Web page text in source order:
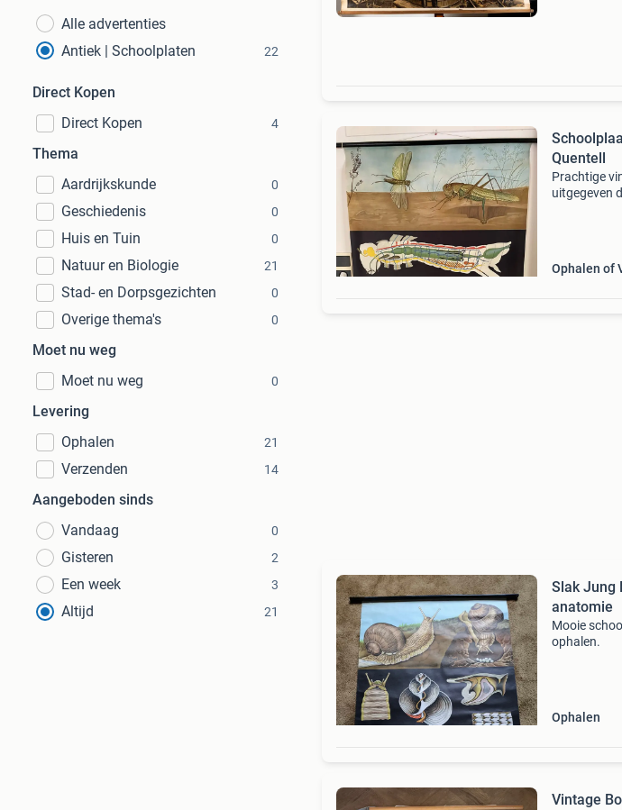
Alle advertenties
Antiek | Schoolplaten
22
Direct Kopen
Direct Kopen
4
Thema
Aardrijkskunde
0
Geschiedenis 0
Huis en Tuin 0
Natuur en Biologie 21
Stad- en Dorpsgezichten 0
Overige thema's 0
Moet nu weg
Moet nu weg
0
Levering
Ophalen
21
Verzenden 14
Aangeboden sinds
Vandaag
0
Gisteren 2
Een week 3
Altijd 21
Quentell
Prachtige
uitgegeven
Ophalen of
Slak Jung
anatomie
Mooie
ophalen.
Ophalen
Vintage